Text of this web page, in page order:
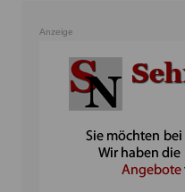
Anzeige